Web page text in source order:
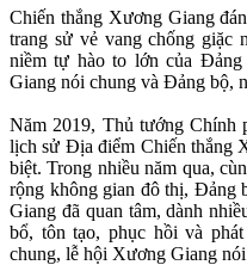
Chiến thắng Xương Giang
trang sử vẻ vang chống giặc
niềm tự hào to lớn của
Giang nói chung và Đảng bộ,
Năm 2019, Thủ tướng Chính
lịch sử Địa điểm Chiến thắng
biệt. Trong nhiều năm qua,
rộng không gian đô thị, Đảng
Giang đã quan tâm, dành
bổ, tôn tạo, phục hồi và
chung, lễ hội Xương Giang